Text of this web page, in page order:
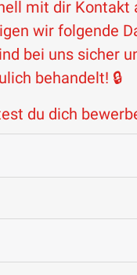
mit dir Kontakt
wir folgende
bei uns sicher
behandelt! 🔒
du dich